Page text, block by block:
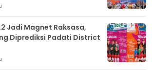
Jadi Magnet Raksasa,
Diprediksi Padati District